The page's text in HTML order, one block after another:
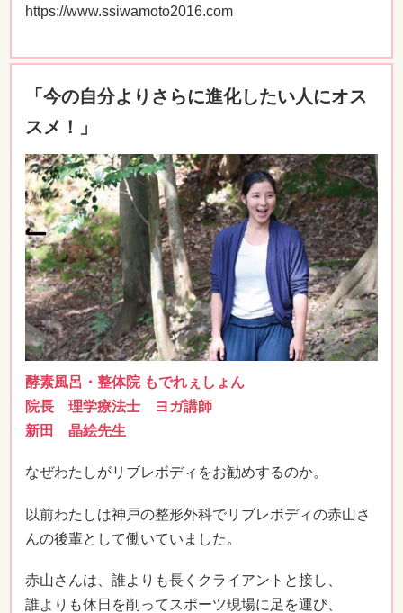
https://www.ssiwamoto2016.com
「今の自分よりさらに進化したい人にオス
スメ！」
酵素風呂・整体院 もでれぇしょん
院長 理学療法士 ヨガ講師
新田 晶絵先生
なぜわたしがリブレボディをお勧めするのか。
以前わたしは神戸の整形外科でリブレボディの赤山さ
んの後輩として働いていました。
赤山さんは、誰よりも長くクライアントと接し、
誰よりも休日を削ってスポーツ現場に足を運び、